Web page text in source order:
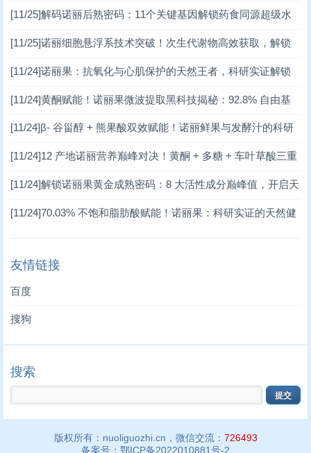
然健康新潮流
[11/25]解码诺丽后熟密码：11个关键基因解锁药食同源超级水
果的健康潜能
[11/25]诺丽细胞悬浮系技术突破！次生代谢物高效获取，解锁
天然健康新密码
[11/24]诺丽果：抗氧化与心肌保护的天然王者，科研实证解锁
健康新范式
[11/24]黄酮赋能！诺丽果微波提取黑科技揭秘：92.8% 自由基
清除率的天然健康密码
[11/24]β- 谷甾醇 + 熊果酸双效赋能！诺丽鲜果与发酵汁的科研
揭秘，开启天然健康新赛道
[11/24]12 产地诺丽营养巅峰对决！黄酮 + 多糖 + 车叶草酸三重
赋能，解锁天然健康新密码 —— 基于权威科研数据的诺丽价值
深度解读
[11/24]解锁诺丽果黄金成熟密码：8 大活性成分巅峰值，开启天
[11/24]70.03% 不饱和脂肪酸赋能！诺丽果：科研实证的天然健
友情链接
百度
搜狗
搜索
版权所有：nuoliguozhi.cn，微信交流： 726493
备案号： 鄂ICP备2022010881号-2